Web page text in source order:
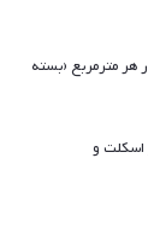
تومان در هر مترمربع (بسته
اسکلت و